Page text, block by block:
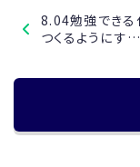
8.04勉強できる
つくるようにす…